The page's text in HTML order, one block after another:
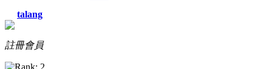
talang
註冊會員